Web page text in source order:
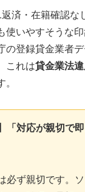
済・在籍確認な
使いやすそうな
の登録貸金業者
これは貸金業法
「対応が親切で
必ず親切です。